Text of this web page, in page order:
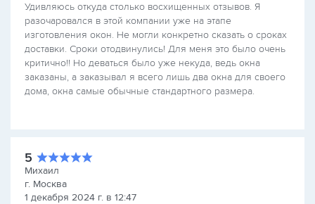
Удивляюсь откуда столько восхищенных отзывов. Я
разочаровался в этой компании уже на этапе
изготовления окон. Не могли конкретно сказать о сроках
доставки. Сроки отодвинулись! Для меня это было очень
критично!! Но деваться было уже некуда, ведь окна
заказаны, а заказывал я всего лишь два окна для своего
дома, окна самые обычные стандартного размера.
5
Михаил
г. Москва
1 декабря 2024 г. в 12:47